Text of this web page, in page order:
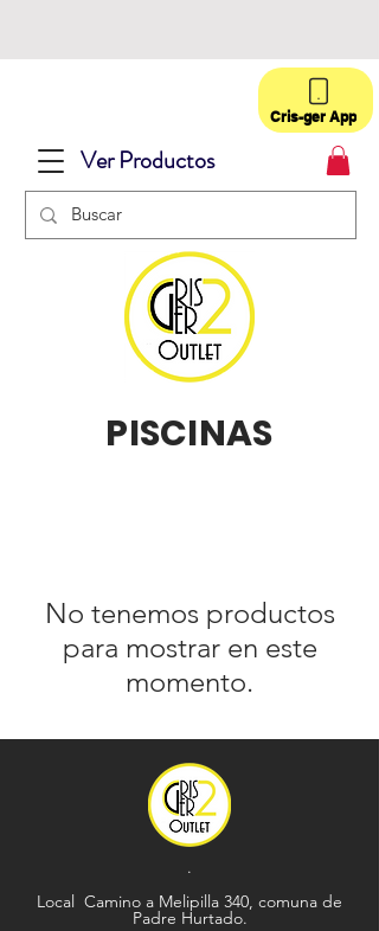
Ver Productos
Cris-ger App
PISCINAS
No tenemos productos
para mostrar en este
momento.
.
Local Camino a Melipilla 340, comuna de
Padre Hurtado.